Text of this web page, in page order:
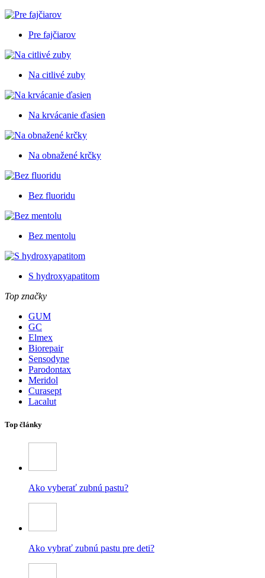
Pre fajčiarov
Na citlivé zuby
Na krvácanie ďasien
Na obnažené krčky
Bez fluoridu
Bez mentolu
S hydroxyapatitom
Top značky
GUM
GC
Elmex
Biorepair
Sensodyne
Parodontax
Meridol
Curasept
Lacalut
Top články
Ako vyberať zubnú pastu?
Ako vybrať zubnú pastu pre deti?